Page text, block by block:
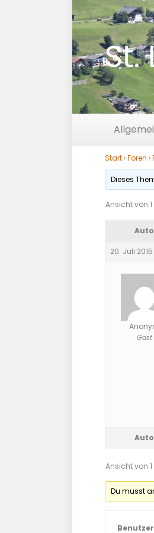
St.
Start ›Foren ›
Dieses
Ansicht von
20. Juli
Gast
Ansicht von
Du musst